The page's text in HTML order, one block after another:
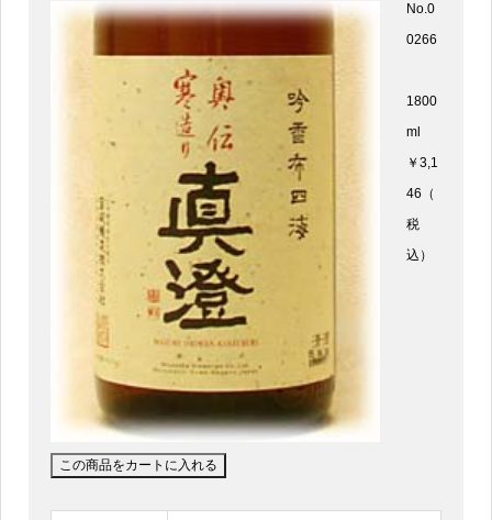
No.0
0266
1800
ml
￥3,1
46（
税
込）